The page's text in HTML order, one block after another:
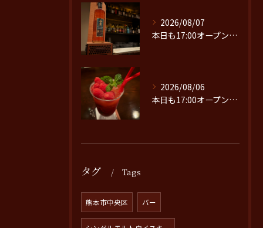
2026/08/07
本日も17:00オープンです。
2026/08/06
本日も17:00オープンです。
タグ Tags
熊本市中央区 バー